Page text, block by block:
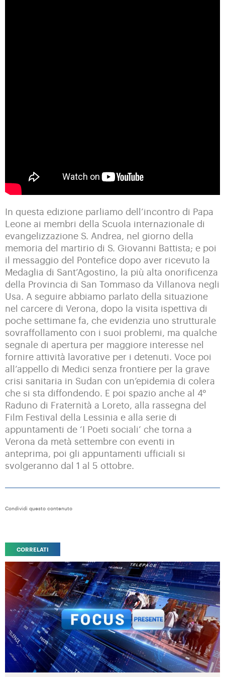
In questa edizione parliamo dell’incontro di Papa
Leone ai membri della Scuola internazionale di
evangelizzazione S. Andrea, nel giorno della
memoria del martirio di S. Giovanni Battista; e poi
il messaggio del Pontefice dopo aver ricevuto la
Medaglia di Sant’Agostino, la più alta onorificenza
della Provincia di San Tommaso da Villanova negli
Usa. A seguire abbiamo parlato della situazione
nel carcere di Verona, dopo la visita ispettiva di
poche settimane fa, che evidenzia uno strutturale
sovraffollamento con i suoi problemi, ma qualche
segnale di apertura per maggiore interesse nel
fornire attività lavorative per i detenuti. Voce poi
all’appello di Medici senza frontiere per la grave
crisi sanitaria in Sudan con un’epidemia di colera
che si sta diffondendo. E poi spazio anche al 4°
Raduno di Fraternità a Loreto, alla rassegna del
Film Festival della Lessinia e alla serie di
appuntamenti de ‘I Poeti sociali’ che torna a
Verona da metà settembre con eventi in
anteprima, poi gli appuntamenti ufficiali si
svolgeranno dal 1 al 5 ottobre.
Condividi questo contenuto
CORRELATI